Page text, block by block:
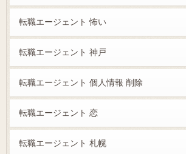
転職エージェント 怖い
転職エージェント 神戸
転職エージェント 個人情報 削除
転職エージェント 恋
転職エージェント 札幌